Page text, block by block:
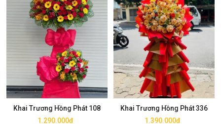
Khai Trương Hồng Phát 108
1.290.000đ
Mua ngay
Khai Trương Hồng Phát 336
1.390.000đ
Mua ngay